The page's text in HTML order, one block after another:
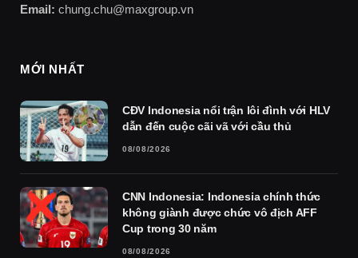
Email: chung.chu@maxgroup.vn
MỚI NHẤT
CĐV Indonesia nổi trận lôi đình với HLV
dẫn đến cuộc cãi vã với cầu thủ
08/08/2026
CNN Indonesia: Indonesia chính thức
không giành được chức vô địch AFF
Cup trong 30 năm
08/08/2026